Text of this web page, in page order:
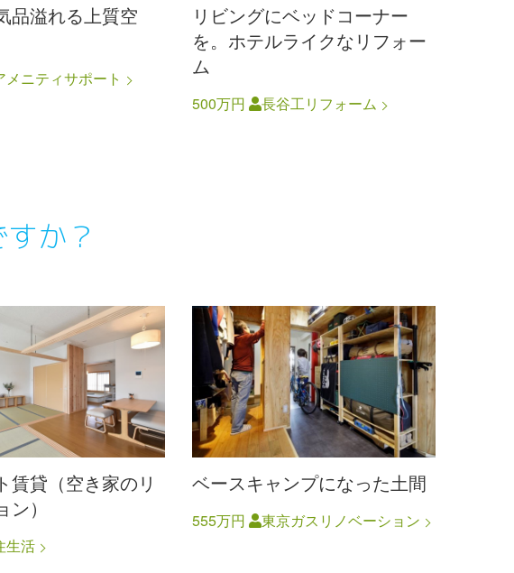
品溢れる上質空
ニティサポート
リビングにベッドコーナー
を。ホテルライクなリフォー
ム
500万円 長谷工リフォーム
か？
賃貸（空き家のリ
）
生活
ベースキャンプになった土間
555万円 東京ガスリノベーション